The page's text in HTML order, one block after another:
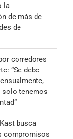
la
de más de
de
corredores
“Se debe
solo tenemos
busca
compromisos